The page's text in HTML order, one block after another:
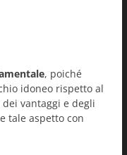
, poiché
idoneo rispetto al
vantaggi e degli
tale aspetto con